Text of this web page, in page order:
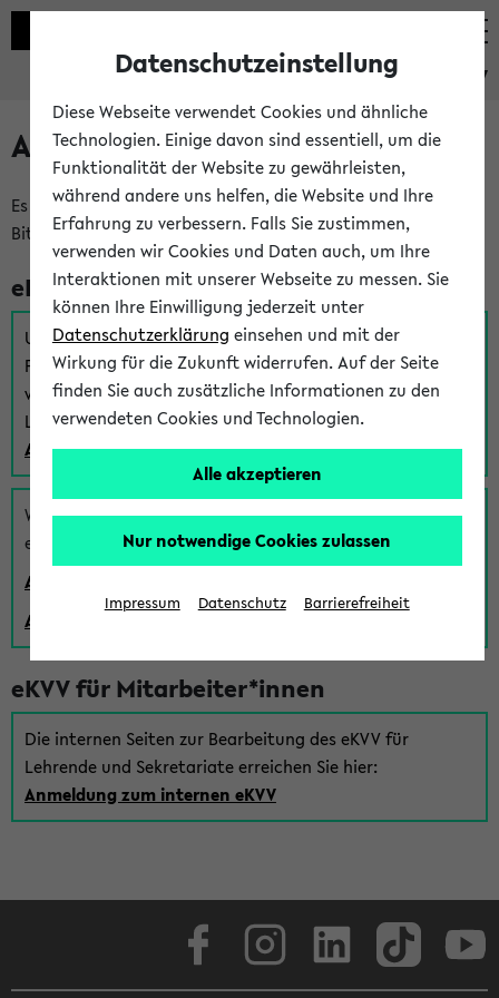
eKVV
Anmeldung am eKVV
Es gibt mehrere Möglichkeiten zur Anmeldung am eKVV.
Bitte wählen Sie die für Sie richtige aus:
eKVV für Studierende
Um sich einen Stundenplan zu erstellen und alle weiteren
Funktionen des eKVVs für Studierende zu nutzen,
verwenden Sie diesen Link zur Anmeldung über Ihr Uni
Login:
Anmeldung zum eKVV der Studierenden
Wenn Sie (noch) kein Uni Login haben, können Sie das
eKVV auch über einen Gastzugang verwenden:
Anmeldung über einen vorhandenen Gastzugang
Anlegen eines neuen Gastzugangs
eKVV für Mitarbeiter*innen
Die internen Seiten zur Bearbeitung des eKVV für
Lehrende und Sekretariate erreichen Sie hier:
Anmeldung zum internen eKVV
Datenschutzeinstellung
Diese Webseite verwendet Cookies und ähnliche
Technologien. Einige davon sind essentiell, um die
Funktionalität der Website zu gewährleisten,
während andere uns helfen, die Website und Ihre
Erfahrung zu verbessern. Falls Sie zustimmen,
verwenden wir Cookies und Daten auch, um Ihre
Interaktionen mit unserer Webseite zu messen. Sie
können Ihre Einwilligung jederzeit unter
Datenschutzerklärung einsehen und mit der
Wirkung für die Zukunft widerrufen. Auf der Seite
finden Sie auch zusätzliche Informationen zu den
verwendeten Cookies und Technologien.
Alle akzeptieren
Nur notwendige Cookies zulassen
Impressum Datenschutz Barrierefreiheit